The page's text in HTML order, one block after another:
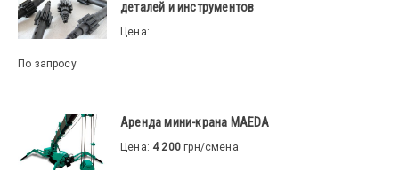
деталей и инструментов
Цена:
По запросу
Аренда мини-крана MAEDA
Цена: 4 200 грн/смена